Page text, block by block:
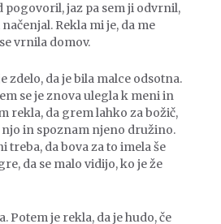
pogovoril, jaz pa sem ji odvrnil,
Rekla mi je, da me
vrnila domov.
zdelo, da je bila malce odsotna.
se je znova ulegla k meni in
rekla, da grem lahko za božič,
njo in spoznam njeno družino.
treba, da bova za to imela še
da se malo vidijo, ko je že
Potem je rekla, da je hudo, če